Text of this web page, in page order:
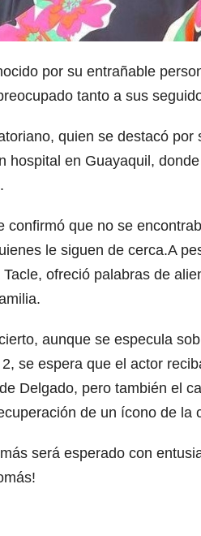
por su entrañable
tanto a sus
quien se destacó
hospital en Guayaquil,
confirmó que no se
le siguen de cerca.A
ofreció palabras de
aunque se especula
se espera que el actor
Delgado, pero también el
de un ícono de la
será esperado con